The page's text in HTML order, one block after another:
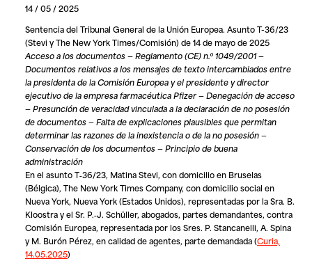
14 / 05 / 2025
Sentencia del Tribunal General de la Unión Europea. Asunto T-36/23
(Stevi y The New York Times/Comisión) de 14 de mayo de 2025
Acceso a los documentos — Reglamento (CE) n.º 1049/2001 —
Documentos relativos a los mensajes de texto intercambiados entre
la presidenta de la Comisión Europea y el presidente y director
ejecutivo de la empresa farmacéutica Pfizer — Denegación de acceso
— Presunción de veracidad vinculada a la declaración de no posesión
de documentos — Falta de explicaciones plausibles que permitan
determinar las razones de la inexistencia o de la no posesión —
Conservación de los documentos — Principio de buena
administración
En el asunto T‑36/23, Matina Stevi, con domicilio en Bruselas
(Bélgica), The New York Times Company, con domicilio social en
Nueva York, Nueva York (Estados Unidos), representadas por la Sra. B.
Kloostra y el Sr. P.‑J. Schüller, abogados, partes demandantes, contra
Comisión Europea, representada por los Sres. P. Stancanelli, A. Spina
y M. Burón Pérez, en calidad de agentes, parte demandada(Curia,
14.05.2025)